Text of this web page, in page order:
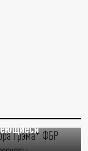
Грэма*